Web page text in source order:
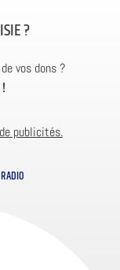
?
vos dons ?
publicités.